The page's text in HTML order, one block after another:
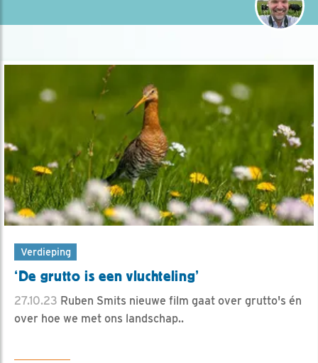
Verdieping
‘De grutto is een vluchteling’
27.10.23 Ruben Smits nieuwe film gaat over grutto's én
over hoe we met ons landschap..